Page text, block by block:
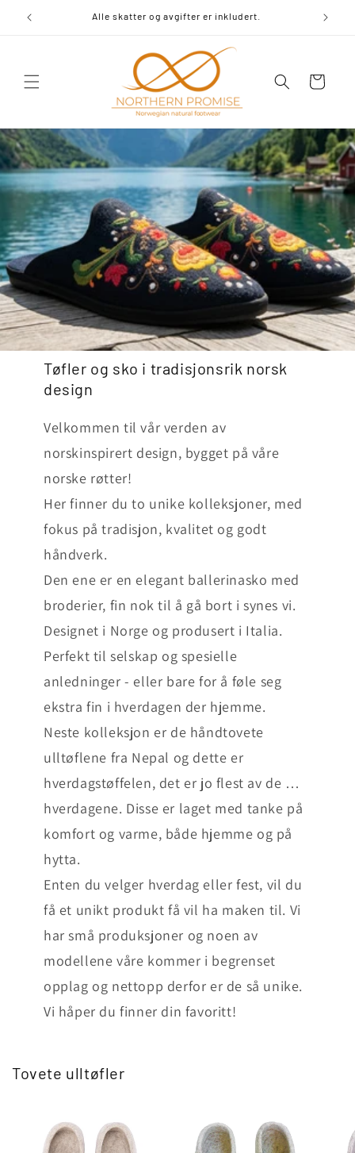
til
Alle skatter og avgifter er inkludert.
Handlekurv
Tøfler og sko i tradisjonsrik norsk
design
Velkommen til vår verden av
norskinspirert design, bygget på våre
norske røtter!
Her finner du to unike kolleksjoner, med
fokus på tradisjon, kvalitet og godt
håndverk.
Den ene er en elegant ballerinasko med
broderier, fin nok til å gå bort i synes vi.
Designet i Norge og produsert i Italia.
Perfekt til selskap og spesielle
anledninger - eller bare for å føle seg
ekstra fin i hverdagen der hjemme.
Neste kolleksjon er de håndtovete
ulltøflene fra Nepal og dette er
hverdagstøffelen, det er jo flest av de …
hverdagene. Disse er laget med tanke på
komfort og varme, både hjemme og på
hytta.
Enten du velger hverdag eller fest, vil du
få et unikt produkt få vil ha maken til. Vi
har små produksjoner og noen av
modellene våre kommer i begrenset
opplag og nettopp derfor er de så unike.
Vi håper du finner din favoritt!
Tovete ulltøfler